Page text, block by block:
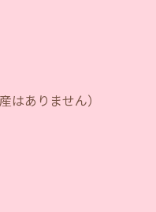
はありません）